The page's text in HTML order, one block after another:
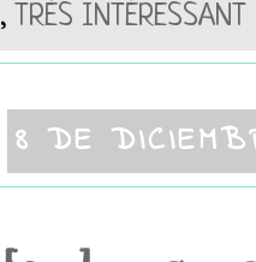
, TRÈS INTÉRESSANT
8 DE